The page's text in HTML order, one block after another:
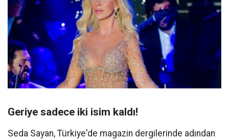
Geriye sadece iki isim kaldı!
Seda Sayan, Türkiye'de magazin dergilerinde adından